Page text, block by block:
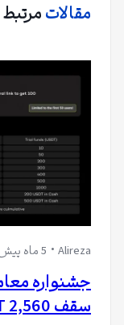
مقالاتمرتبط
Alireza 5 ماه پیش
سقف 2,560 USDT